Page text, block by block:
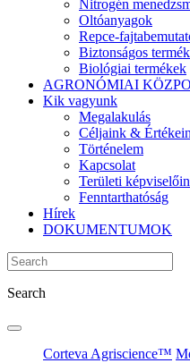
Nitrogén
Oltóanyagok
Repce-
Biztonságos
Biológiai termékek
AGRONÓMIAI
Kik vagyunk
Megalakulás
Céljaink &
Történelem
Kapcsolat
Területi
Fenntarthatóság
Hírek
DOKUMENTUMOK
Search
Corteva Agriscience™